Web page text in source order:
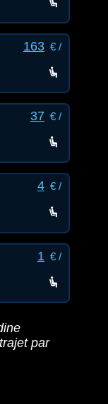
163€ /
37 € /
4€ /
1 € /
par